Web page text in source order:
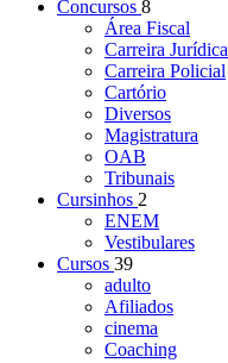
Concursos 8
Área Fiscal
Carreira Jurídica
Carreira Policial
Cartório
Diversos
Magistratura
OAB
Tribunais
Cursinhos 2
ENEM
Vestibulares
Cursos 39
adulto
Afiliados
cinema
Coaching